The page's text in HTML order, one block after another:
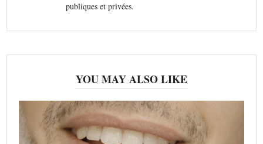
publiques et privées.
YOU MAY ALSO LIKE